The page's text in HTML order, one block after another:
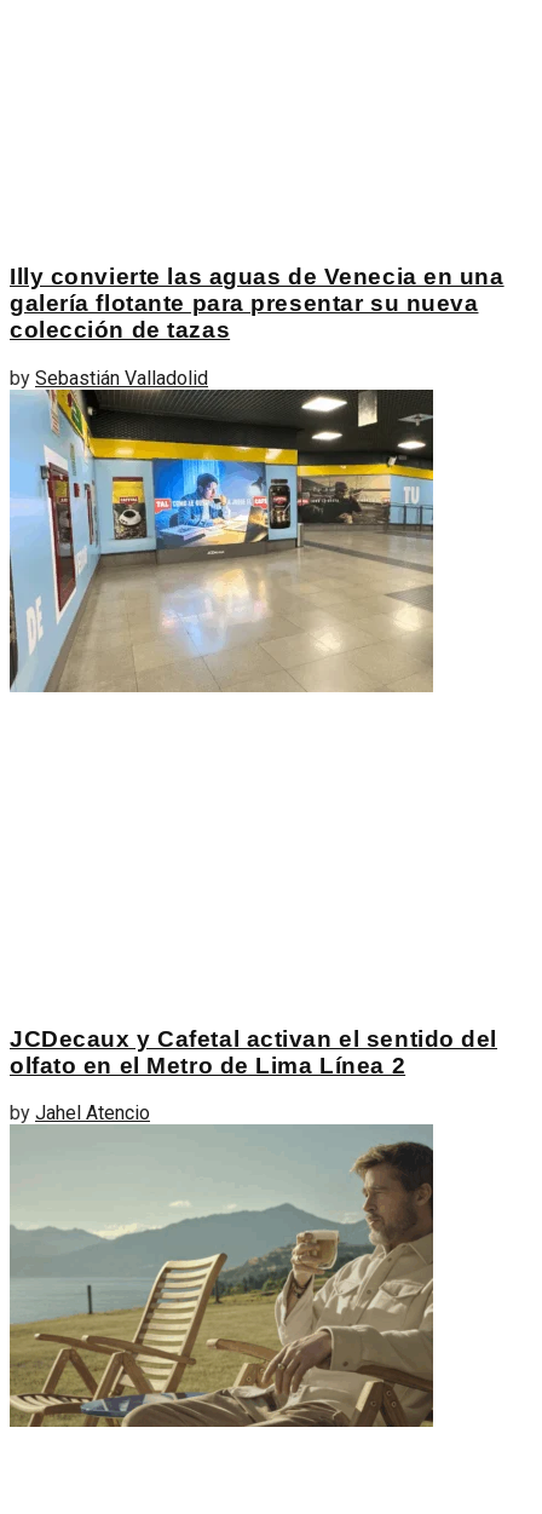
Illy convierte las aguas de Venecia en una
galería flotante para presentar su nueva
colección de tazas
by Sebastián Valladolid
JCDecaux y Cafetal activan el sentido del
olfato en el Metro de Lima Línea 2
by Jahel Atencio